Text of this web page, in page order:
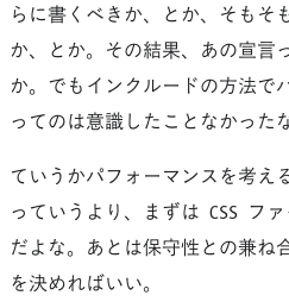
らに書くべきか、とか、そもそ
か、とか。その結果、あの宣言
か。でもインクルードの方法で
ってのは意識したことなかった
ていうかパフォーマンスを考え
っていうより、まずは CSS フ
だよな。あとは保守性との兼ね
を決めればいい。